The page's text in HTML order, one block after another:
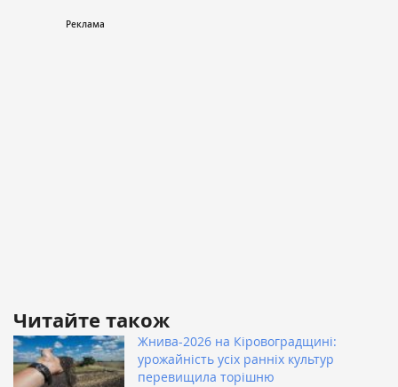
Читайте також
Жнива-2026 на Кіровоградщині:
урожайність усіх ранніх культур
перевищила торішню